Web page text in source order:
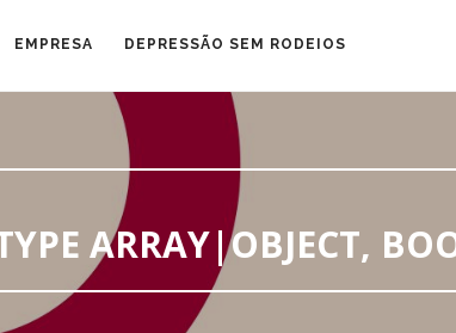
EMPRESA DEPRESSÃO SEM RODEIOS
ARRAY|OBJECT,